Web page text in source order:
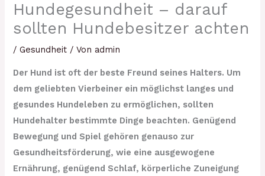
Hundegesundheit – darauf
sollten Hundebesitzer achten
/Gesundheit / Von admin
Der Hund ist oft der beste Freund seines Halters. Um
dem geliebten Vierbeiner ein möglichst langes und
gesundes Hundeleben zu ermöglichen, sollten
Hundehalter bestimmte Dinge beachten. Genügend
Bewegung und Spiel gehören genauso zur
Gesundheitsförderung, wie eine ausgewogene
Ernährung, genügend Schlaf, körperliche Zuneigung